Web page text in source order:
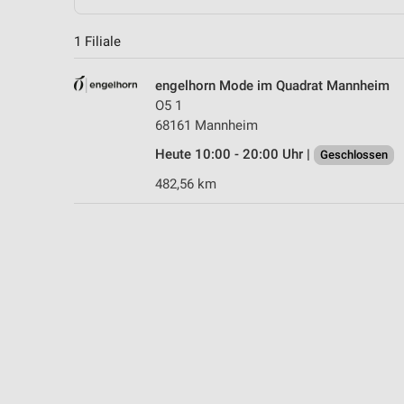
1 Filiale
engelhorn Mode im Quadrat Mannheim
O5 1
68161 Mannheim
Heute 10:00 - 20:00 Uhr |
Geschlossen
482,56 km